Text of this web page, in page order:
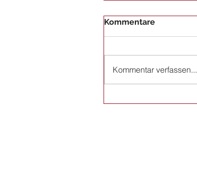
Kommentare
Kommentar verfassen...